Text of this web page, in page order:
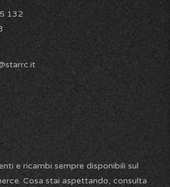
132
e ricambi sempre disponibili sul
Cosa stai aspettando, consulta